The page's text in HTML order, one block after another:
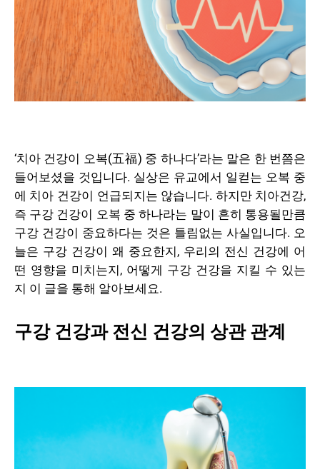
‘치아 건강이 오복(五福) 중 하나다’라는 말은 한 번쯤은
들어보셨을 것입니다. 실상은 유교에서 일컫는 오복 중
에 치아 건강이 언급되지는 않습니다. 하지만 치아건강,
즉 구강 건강이 오복 중 하나라는 말이 흔히 통용될만큼
구강 건강이 중요하다는 것은 틀림없는 사실입니다. 오
늘은 구강 건강이 왜 중요한지, 우리의 전신 건강에 어
떤 영향을 미치는지, 어떻게 구강 건강을 지킬 수 있는
지 이 글을 통해 알아보세요.
구강 건강과 전신 건강의 상관 관계